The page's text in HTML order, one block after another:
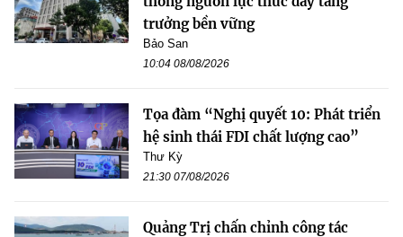
trưởng bền vững
Bảo San
10:04 08/08/2026
Tọa đàm “Nghị quyết 10: Phát triển
hệ sinh thái FDI chất lượng cao”
Thư Kỳ
21:30 07/08/2026
Quảng Trị chấn chỉnh công tác